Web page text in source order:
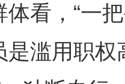
，“一把
滥用职权